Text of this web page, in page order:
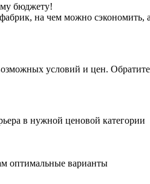
бюджету!
на чем можно сэкономить,
условий и цен.
в нужной ценовой категории
оптимальные варианты